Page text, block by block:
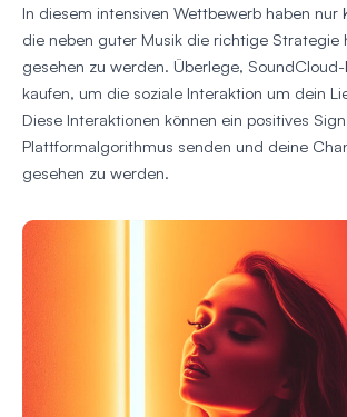
In diesem intensiven Wettbewerb haben nur
die neben guter Musik die richtige Strategie
gesehen zu werden. Überlege,
kaufen, um die soziale Interaktion um dein
Diese Interaktionen können ein positives
Plattformalgorithmus senden und deine
gesehen zu werden.